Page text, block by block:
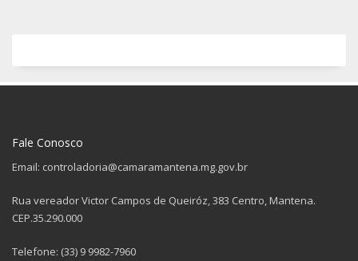
Fale Conosco
Email: controladoria@camaramantena.mg.gov.br
Rua vereador Victor Campos de Queiróz, 383 Centro, Mantena.
CEP.35.290.000
Telefone: (33) 9 9982-7960